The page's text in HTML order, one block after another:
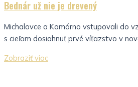
Bednár už nie je drevený
Michalovce a Komárno vstupovali do
s cieľom dosiahnuť prvé víťazstvo v
Zobraziť viac